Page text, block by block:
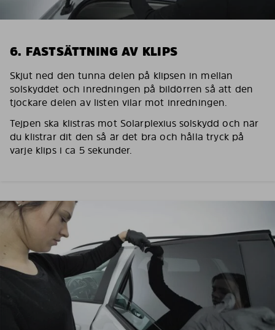
6. FASTSÄTTNING AV KLIPS
Skjut ned den tunna delen på klipsen in mellan
solskyddet och inredningen på bildörren så att den
tjockare delen av listen vilar mot inredningen.
Tejpen ska klistras mot Solarplexius solskydd och när
du klistrar dit den så är det bra och hålla tryck på
varje klips i ca 5 sekunder.